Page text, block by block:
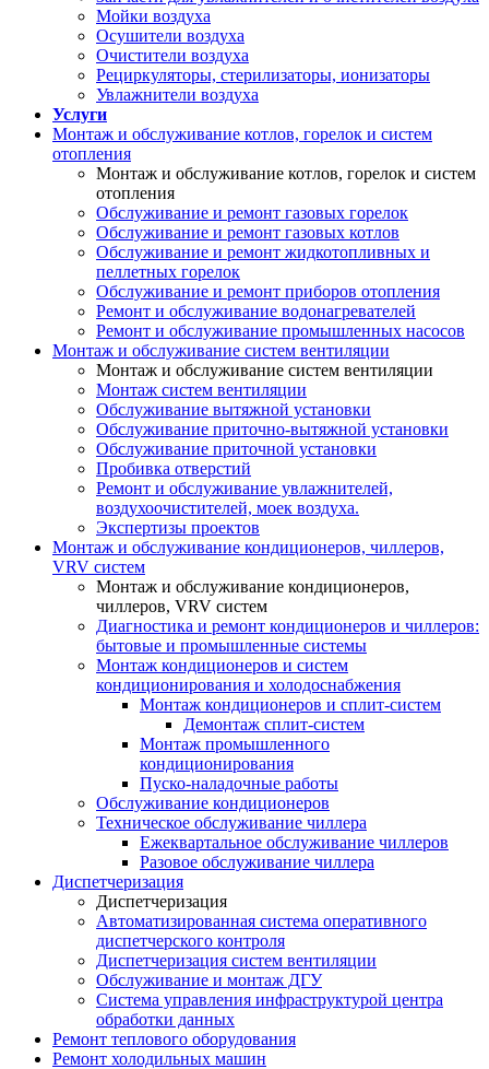
Мойки воздуха
Осушители воздуха
Очистители воздуха
Рециркуляторы, стерилизаторы, ионизаторы
Увлажнители воздуха
Услуги
Монтаж и обслуживание котлов, горелок и систем
отопления
Монтаж и обслуживание котлов, горелок и систем
отопления
Обслуживание и ремонт газовых горелок
Обслуживание и ремонт газовых котлов
Обслуживание и ремонт жидкотопливных и
пеллетных горелок
Обслуживание и ремонт приборов отопления
Ремонт и обслуживание водонагревателей
Ремонт и обслуживание промышленных насосов
Монтаж и обслуживание систем вентиляции
Монтаж и обслуживание систем вентиляции
Монтаж систем вентиляции
Обслуживание вытяжной установки
Обслуживание приточно-вытяжной установки
Обслуживание приточной установки
Пробивка отверстий
Ремонт и обслуживание увлажнителей,
воздухоочистителей, моек воздуха.
Экспертизы проектов
Монтаж и обслуживание кондиционеров, чиллеров,
VRV систем
Монтаж и обслуживание кондиционеров,
чиллеров, VRV систем
Диагностика и ремонт кондиционеров и чиллеров:
бытовые и промышленные системы
Монтаж кондиционеров и систем
кондиционирования и холодоснабжения
Монтаж кондиционеров и сплит-систем
Демонтаж сплит-систем
Монтаж промышленного
кондиционирования
Пуско-наладочные работы
Обслуживание кондиционеров
Техническое обслуживание чиллера
Ежеквартальное обслуживание чиллеров
Разовое обслуживание чиллера
Диспетчеризация
Диспетчеризация
Автоматизированная система оперативного
диспетчерского контроля
Диспетчеризация систем вентиляции
Обслуживание и монтаж ДГУ
Система управления инфраструктурой центра
обработки данных
Ремонт теплового оборудования
Ремонт холодильных машин